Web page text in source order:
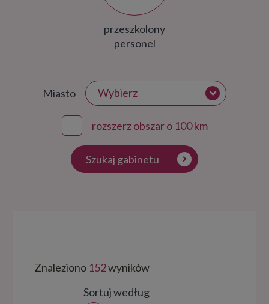
przeszkolony
personel
Miasto Wybierz
rozszerz obszar o 100 km
Szukaj gabinetu
Znaleziono 152wyników
Sortuj według